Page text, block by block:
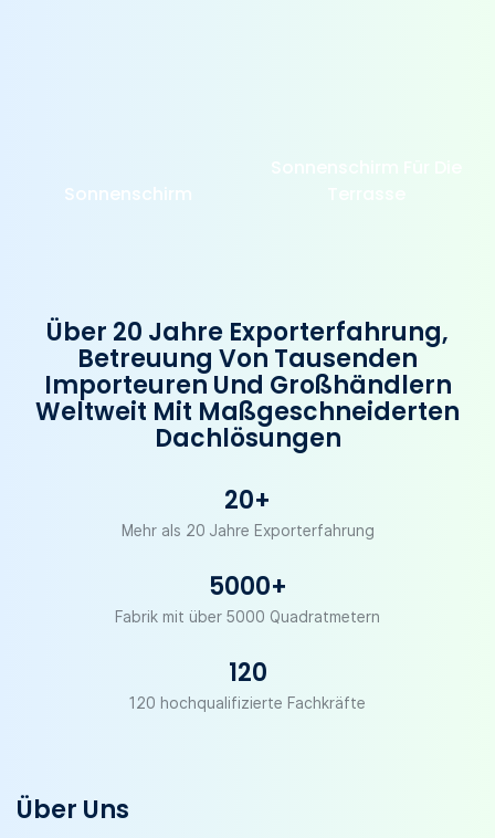
Sonnenschirm
Über 20 Jahre Exporterfahrung,
Betreuung Von Tausenden
Importeuren Und Großhändlern
Weltweit Mit Maßgeschneiderten
Dachlösungen
20+
Mehr als 20 Jahre Exporterfahrung
5000+
Fabrik mit über 5000 Quadratmetern
120
120 hochqualifizierte Fachkräfte
Über Uns